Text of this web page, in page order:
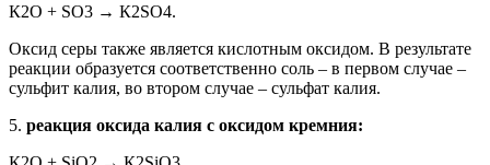
К2О + SО3 → К2SО4.
Оксид серы также является кислотным оксидом. В результате
реакции образуется соответственно соль – в первом случае –
сульфит калия, во втором случае – сульфат калия.
5. реакция оксида калия с оксидом кремния: